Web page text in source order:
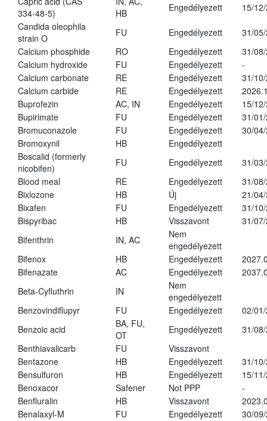
334-48-5)
HB
Engedélyezett
15/
Candida oleophila
strain O
FU Engedélyezett
31/
Calcium phosphide
RO Engedélyezett
31/
Calcium hydroxide
FU Engedélyezett
-
Calcium carbonate
RE Engedélyezett
31/
Calcium carbide
RE Engedélyezett
Buprofezin
AC, IN Engedélyezett
15/
Bupirimate
FU Engedélyezett
31/
Bromuconazole
FU Engedélyezett
30/
Bromoxynil
HB
Engedélyezett
Boscalid (formerly
nicobifen)
FU Engedélyezett
31/
Blood meal
RE Engedélyezett
31/
Bixlozone
HB Új
21/
Bixafen
FU Engedélyezett
31/
Bispyribac
HB Visszavont
31/
Bifenthrin
IN, AC
Nem
engedélyezett
Bifenox
HB Engedélyezett
Bifenazate
AC Engedélyezett
Beta-Cyfluthrin
IN
Nem
engedélyezett
Benzovindiflupyr
FU Engedélyezett
02/
Benzoic acid
BA, FU,
OT
Engedélyezett
31/
Benthiavalicarb
FU
Visszavont
Bentazone
HB Engedélyezett
31/
Bensulfuron
HB Engedélyezett
15/
Benoxacor
Safener Not PPP
-
Benfluralin
HB Visszavont
Benalaxyl-M
FU Engedélyezett
30/